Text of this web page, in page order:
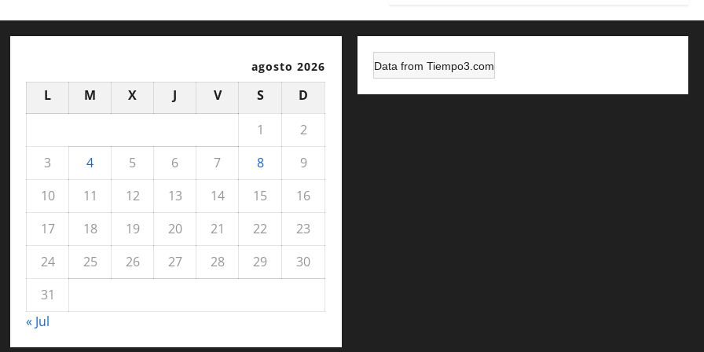
agosto 2026
L M X J V S
D
1
2
3
4 5 6 7 8
9
10
11 12 13 14 15
16
17
18 19 20 21 22
23
24
25 26 27 28 29
30
31
« Jul
Data from Tiempo3.com